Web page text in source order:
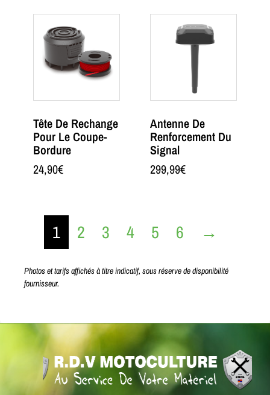
Tête De Rechange
Pour Le Coupe-
Bordure
24,90€
Antenne De
Renforcement Du
Signal
299,99€
1 2 3 4 5 6 →
Photos et tarifs affichés à titre indicatif, sous réserve de disponibilité
fournisseur.